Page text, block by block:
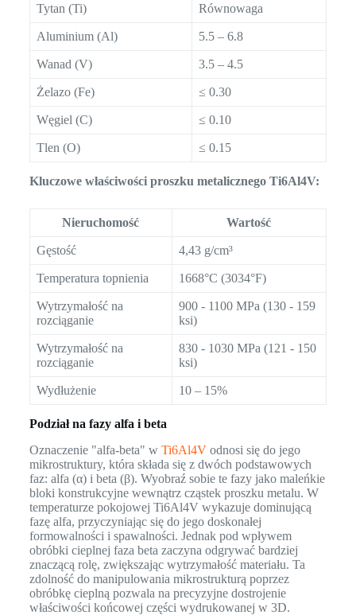
Tytan (Ti) Równowaga
Aluminium (Al) 5.5 – 6.8
Wanad (V) 3.5 – 4.5
Żelazo (Fe) ≤ 0.30
Węgiel (C) ≤ 0.10
Tlen (O) ≤ 0.15
Kluczowe właściwości proszku metalicznego Ti6Al4V:
Nieruchomość Wartość
Gęstość 4,43 g/cm³
Temperatura topnienia 1668°C (3034°F)
Wytrzymałość na
rozciąganie
900 - 1100 MPa (130 - 159
ksi)
Wytrzymałość na
rozciąganie
830 - 1030 MPa (121 - 150
ksi)
Wydłużenie 10 – 15%
Podział na fazy alfa i beta
Oznaczenie "alfa-beta" wTi6Al4Vodnosi się do jego
mikrostruktury, która składa się z dwóch podstawowych
faz: alfa (α) i beta (β). Wyobraź sobie te fazy jako maleńkie
bloki konstrukcyjne wewnątrz cząstek proszku metalu. W
temperaturze pokojowej Ti6Al4V wykazuje dominującą
fazę alfa, przyczyniając się do jego doskonałej
formowalności i spawalności. Jednak pod wpływem
obróbki cieplnej faza beta zaczyna odgrywać bardziej
znaczącą rolę, zwiększając wytrzymałość materiału. Ta
zdolność do manipulowania mikrostrukturą poprzez
obróbkę cieplną pozwala na precyzyjne dostrojenie
właściwości końcowej części wydrukowanej w 3D.